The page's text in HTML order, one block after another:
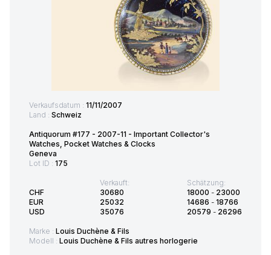
Verkaufsdatum : 11/11/2007
Land : Schweiz
Antiquorum #177 - 2007-11 - Important Collector's
Watches, Pocket Watches & Clocks
Geneva
Lot ID : 175
CHF
EUR
USD
Verkauft:
30680
25032
35076
Schätzung:
18000 - 23000
14686 - 18766
20579 - 26296
Marke : Louis Duchène & Fils
Modell : Louis Duchène & Fils autres horlogerie